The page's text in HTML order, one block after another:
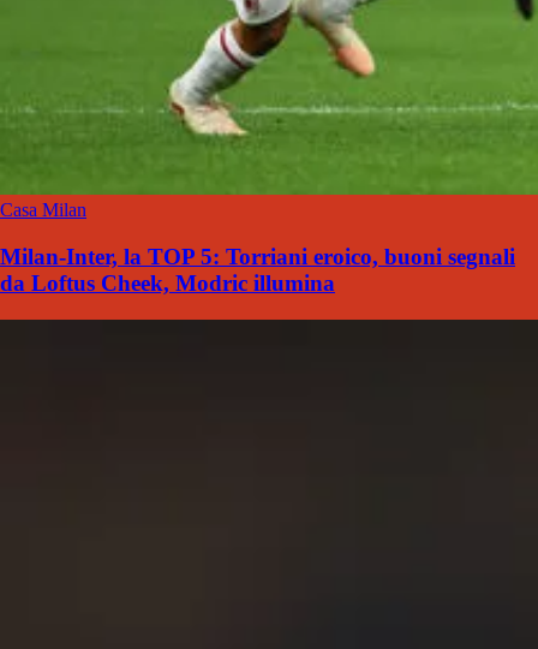
Casa Milan
Milan-Inter, la TOP 5: Torriani eroico, buoni segnali
da Loftus Cheek, Modric illumina